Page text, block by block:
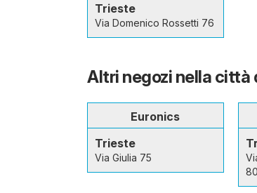
Trieste
Via Domenico Rossetti 76
Altri negozi nella città
Euronics
Trieste
Via Giulia 75
80